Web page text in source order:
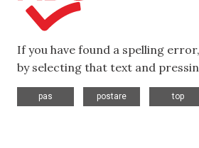
If you have found a spelling
by selecting that text and
pas
postare
top